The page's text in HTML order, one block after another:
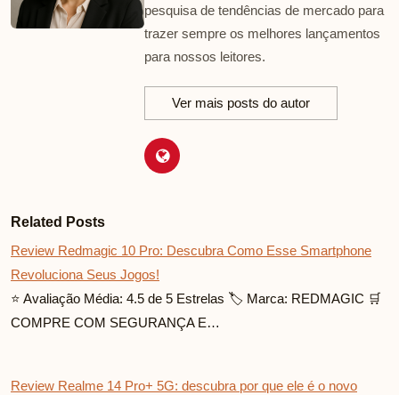
pesquisa de tendências de mercado para
trazer sempre os melhores lançamentos
para nossos leitores.
Ver mais posts do autor
Related Posts
Review Redmagic 10 Pro: Descubra Como Esse Smartphone
Revoluciona Seus Jogos!
⭐ Avaliação Média: 4.5 de 5 Estrelas 🏷️ Marca: REDMAGIC 🛒
COMPRE COM SEGURANÇA E…
Review Realme 14 Pro+ 5G: descubra por que ele é o novo